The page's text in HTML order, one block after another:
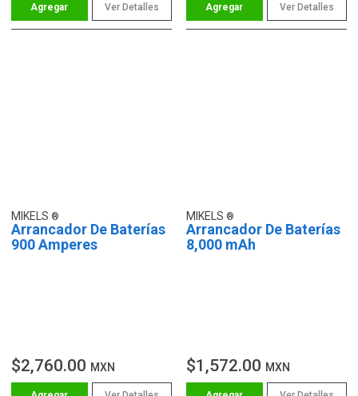
Ver Detalles Ver Detalles
MIKELS
Arrancador De Baterías
900 Amperes
$2,760.00 MXN
MIKELS
Arrancador De Baterías
8,000 mAh
$1,572.00 MXN